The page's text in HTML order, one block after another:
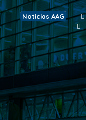
Noticias AAG